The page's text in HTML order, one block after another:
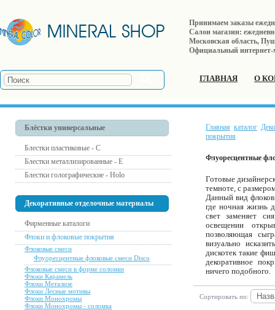
Принимаем заказы
Салон магазин:
Московская область,
Официальный интернет-
ГЛАВНАЯ О
Блёстки универсальные
Блестки пластиковые - С
Блестки металлизированные - Е
Блестки голографические - Holo
Декоративные отделочные материалы
Фирменные каталоги
Флоки и флоковые покрытия
Флоковые смеси
Флуоресцентные флоковые смеси Disco
Флоковые смеси в форме соломки
Флоки Карамель
Флоки Метализе
Флоки Лесные мотивы
Флоки Монохромы
Флоки Монохромы - соломка
Главная каталог
покрытия
Флуоресцентные
Готовые
темноте, с
Данный вид
где ночная жизнь
свет заменяет
освещении
позволяющая
визуально
дискотек такие
декоративное
ничего подобного.
Сортировать по: